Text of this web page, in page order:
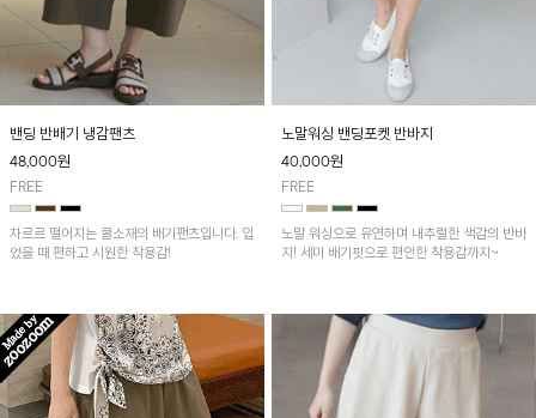
밴딩 반배기 냉감팬츠
48,000원
FREE
차르르 떨어지는 쿨소재의 배기팬츠입니다. 입
었을 때 편하고 시원한 착용감!
노말워싱 밴딩포켓 반바지
40,000원
FREE
노말 워싱으로 유연하며 내추럴한 색감의 반바
지! 세미 배기핏으로 편안한 착용감까지~